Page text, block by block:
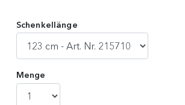
Schenkellänge
Menge